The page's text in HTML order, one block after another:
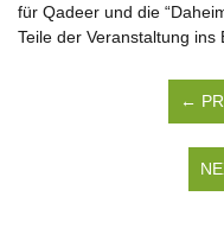
für Qadeer und die
Teile der Veranstaltung ins
←